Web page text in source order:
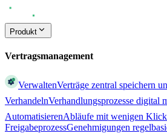
Produkt
Vertragsmanagement
VerwaltenVerträge zentral speichern
VerhandelnVerhandlungsprozesse digital
AutomatisierenAbläufe mit wenigen
FreigabeprozessGenehmigungen